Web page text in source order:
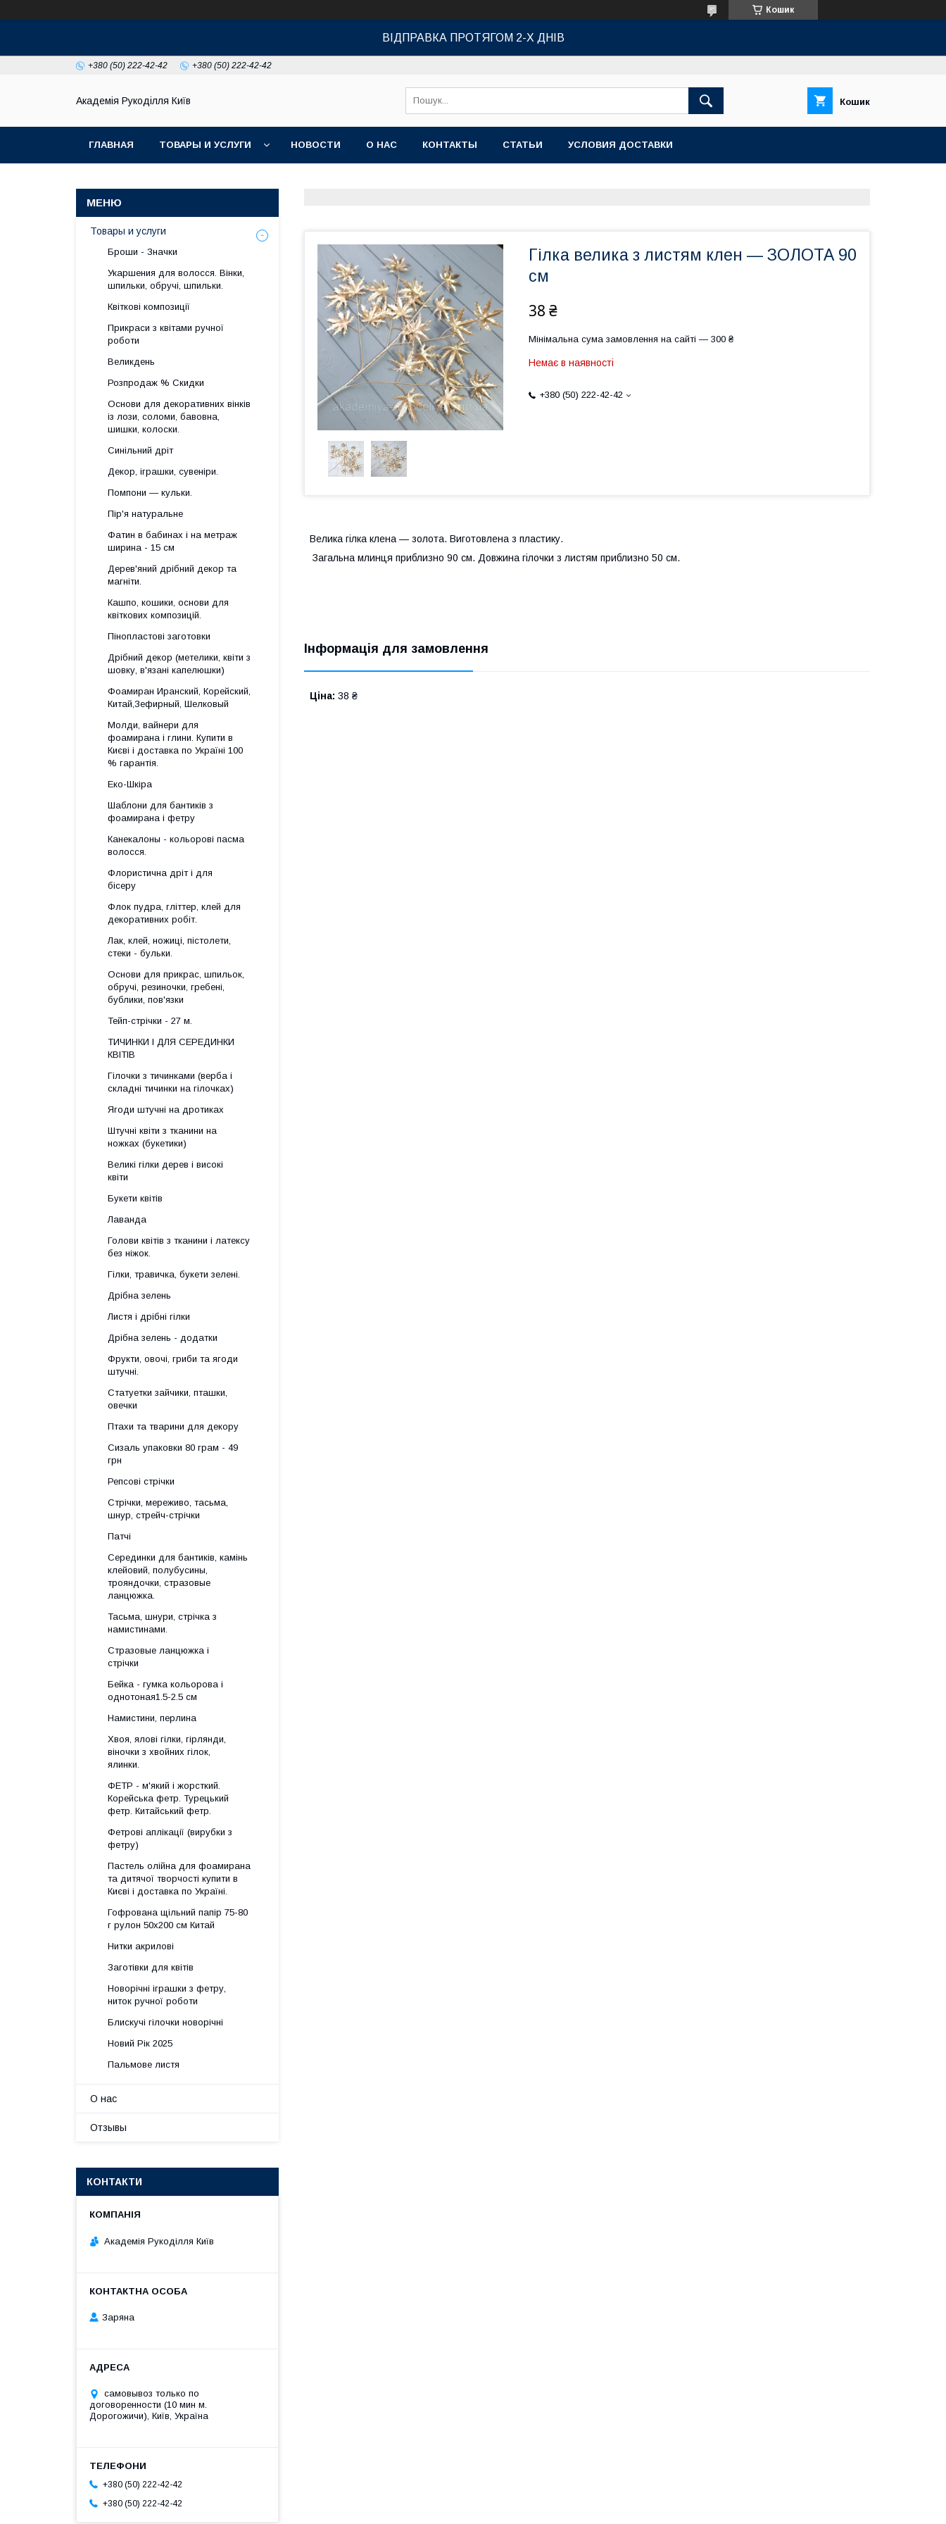
Кошик
ВІДПРАВКА ПРОТЯГОМ 2-Х ДНІВ
+380 (50) 222-42-42 +380 (50) 222-42-42
Академія Рукоділля Київ Кошик
ГЛАВНАЯ ТОВАРЫ И УСЛУГИ НОВОСТИ О НАС КОНТАКТЫ СТАТЬИ УСЛОВИЯ ДОСТАВКИ
Гілка велика з листям клен — ЗОЛОТА 90
см
38 ₴
Мінімальна сума замовлення на сайті — 300 ₴
Немає в наявності
+380 (50) 222-42-42
Велика гілка клена — золота. Виготовлена з пластику.
Загальна млинця приблизно 90 см. Довжина гілочки з листям приблизно 50 см.
Інформація для замовлення
Ціна: 38 ₴
Товары и услуги
Броши - Значки
Укаршения для волосся. Вінки,
шпильки, обручі, шпильки.
Квіткові композиції
Прикраси з квітами ручної
роботи
Великдень
Розпродаж % Скидки
Основи для декоративних вінків
із лози, соломи, бавовна,
шишки, колоски.
Синільний дріт
Декор, іграшки, сувеніри.
Помпони — кульки.
Пір'я натуральне
Фатин в бабинах і на метраж
ширина - 15 см
Дерев'яний дрібний декор та
магніти.
Кашпо, кошики, основи для
квіткових композицій.
Пінопластові заготовки
Дрібний декор (метелики, квіти з
шовку, в'язані капелюшки)
Фоамиран Иранский, Корейский,
Китай,Зефирный, Шелковый
Молди, вайнери для
фоамирана і глини. Купити в
Києві і доставка по Україні 100
% гарантія.
Еко-Шкіра
Шаблони для бантиків з
фоамирана і фетру
Канекалоны - кольорові пасма
волосся.
Флористична дріт і для
бісеру
Флок пудра, гліттер, клей для
декоративних робіт.
Лак, клей, ножиці, пістолети,
стеки - бульки.
Основи для прикрас, шпильок,
обручі, резиночки, гребені,
бублики, пов'язки
Тейп-стрічки - 27 м.
ТИЧИНКИ І ДЛЯ СЕРЕДИНКИ
КВІТІВ
Гілочки з тичинками (верба і
складні тичинки на гілочках)
Ягоди штучні на дротиках
Штучні квіти з тканини на
ножках (букетики)
Великі гілки дерев і високі
квіти
Букети квітів
Лаванда
Голови квітів з тканини і латексу
без ніжок.
Гілки, травичка, букети зелені.
Дрібна зелень
Листя і дрібні гілки
Дрібна зелень - додатки
Фрукти, овочі, гриби та ягоди
штучні.
Статуетки зайчики, пташки,
овечки
Птахи та тварини для декору
Сизаль упаковки 80 грам - 49
грн
Репсові стрічки
Стрічки, мереживо, тасьма,
шнур, стрейч-стрічки
Патчі
Серединки для бантиків, камінь
клейовий, полубусины,
трояндочки, стразовые
ланцюжка.
Тасьма, шнури, стрічка з
намистинами.
Стразовые ланцюжка і
стрічки
Бейка - гумка кольорова і
однотоная1.5-2.5 см
Намистини, перлина
Хвоя, ялові гілки, гірлянди,
віночки з хвойних гілок,
ялинки.
ФЕТР - м'який і жорсткий.
Корейська фетр. Турецький
фетр. Китайський фетр.
Фетрові аплікації (вирубки з
фетру)
Пастель олійна для фоамирана
та дитячої творчості купити в
Києві і доставка по Україні.
Гофрована щільний папір 75-80
г рулон 50х200 см Китай
Нитки акрилові
Заготівки для квітів
Новорічні іграшки з фетру,
ниток ручної роботи
Блискучі гілочки новорічні
Новий Рік 2025
Пальмове листя
О нас
Отзывы
КОНТАКТИ
Академія Рукоділля Київ
Заряна
самовывоз только по
договоренности (10 мин м.
Дорогожичи), Київ, Україна
+380 (50) 222-42-42
+380 (50) 222-42-42